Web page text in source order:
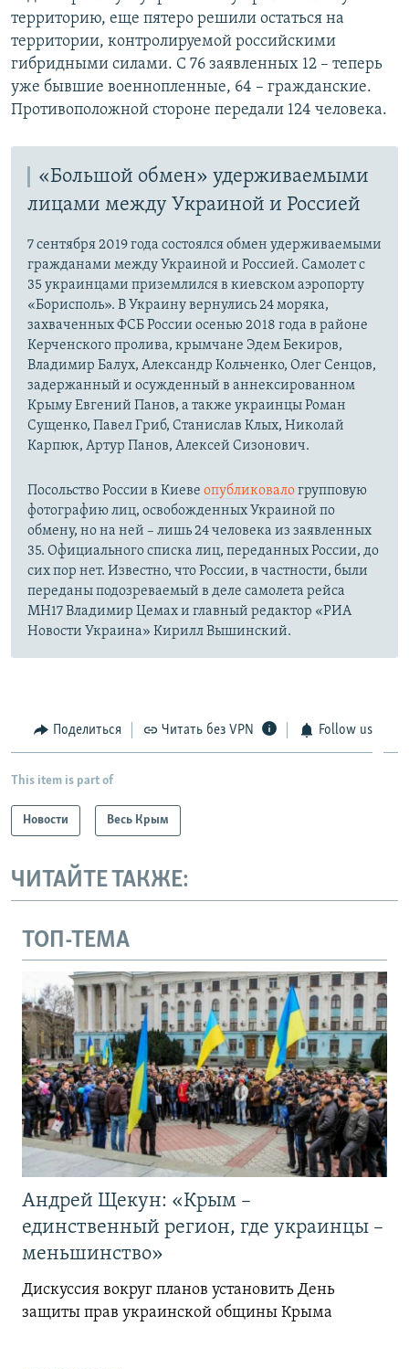
территорию, еще пятеро решили остаться на
территории, контролируемой российскими
гибридными силами. С 76 заявленных 12 – теперь
уже бывшие военнопленные, 64 – гражданские.
Противоположной стороне передали 124 человека.
«Большой обмен» удерживаемыми
лицами между Украиной и Россией
7 сентября 2019 года состоялся обмен удерживаемыми
гражданами между Украиной и Россией. Самолет с
35 украинцами приземлился в киевском аэропорту
«Борисполь». В Украину вернулись 24 моряка,
захваченных ФСБ России осенью 2018 года в районе
Керченского пролива, крымчане Эдем Бекиров,
Владимир Балух, Александр Кольченко, Олег Сенцов,
задержанный и осужденный в аннексированном
Крыму Евгений Панов, а также украинцы Роман
Сущенко, Павел Гриб, Станислав Клых, Николай
Карпюк, Артур Панов, Алексей Сизонович.
Посольство России в Киеве опубликовалогрупповую
фотографию лиц, освобожденных Украиной по
обмену, но на ней – лишь 24 человека из заявленных
35. Официального списка лиц, переданных России, до
сих пор нет. Известно, что России, в частности, были
переданы подозреваемый в деле самолета рейса
MH17 Владимир Цемах и главный редактор «РИА
Новости Украина» Кирилл Вышинский.
Поделиться Читать без VPN Follow us
This item is part of
Новости Весь Крым
ЧИТАЙТЕ ТАКЖЕ:
ТОП-ТЕМА
Андрей Щекун: «Крым –
единственный регион, где украинцы –
меньшинство»
Дискуссия вокруг планов установить День
защиты прав украинской общины Крыма